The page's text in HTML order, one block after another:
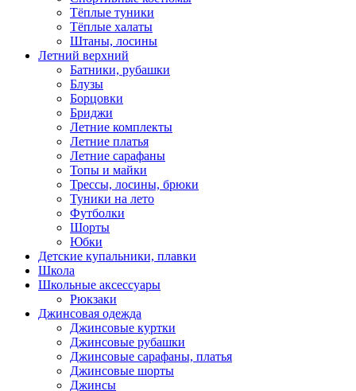
Тёплые туники
Тёплые халаты
Штаны, лосины
Летний верхний
Батники, рубашки
Блузы
Борцовки
Бриджи
Летние комплекты
Летние платья
Летние сарафаны
Топы и майки
Трессы, лосины, брюки
Туники на лето
Футболки
Шорты
Юбки
Детские купальники, плавки
Школа
Школьные аксессуары
Рюкзаки
Джинсовая одежда
Джинсовые куртки
Джинсовые рубашки
Джинсовые сарафаны, платья
Джинсовые шорты
Джинсы